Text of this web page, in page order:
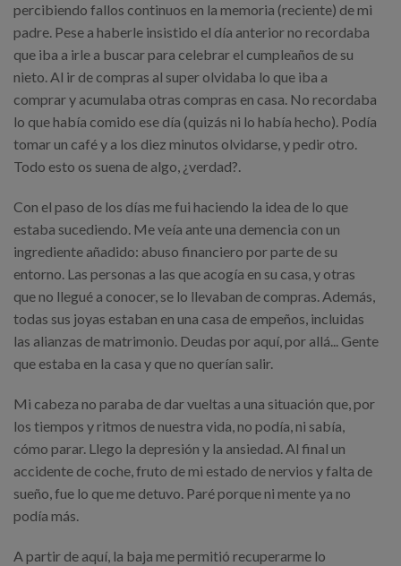
percibiendo fallos continuos en la memoria (reciente) de mi
padre. Pese a haberle insistido el día anterior no recordaba
que iba a irle a buscar para celebrar el cumpleaños de su
nieto. Al ir de compras al super olvidaba lo que iba a
comprar y acumulaba otras compras en casa. No recordaba
lo que había comido ese día (quizás ni lo había hecho). Podía
tomar un café y a los diez minutos olvidarse, y pedir otro.
Todo esto os suena de algo, ¿verdad?.
Con el paso de los días me fui haciendo la idea de lo que
estaba sucediendo. Me veía ante una demencia con un
ingrediente añadido: abuso financiero por parte de su
entorno. Las personas a las que acogía en su casa, y otras
que no llegué a conocer, se lo llevaban de compras. Además,
todas sus joyas estaban en una casa de empeños, incluidas
las alianzas de matrimonio. Deudas por aquí, por allá... Gente
que estaba en la casa y que no querían salir.
Mi cabeza no paraba de dar vueltas a una situación que, por
los tiempos y ritmos de nuestra vida, no podía, ni sabía,
cómo parar. Llego la depresión y la ansiedad. Al final un
accidente de coche, fruto de mi estado de nervios y falta de
sueño, fue lo que me detuvo. Paré porque ni mente ya no
podía más.
A partir de aquí, la baja me permitió recuperarme lo